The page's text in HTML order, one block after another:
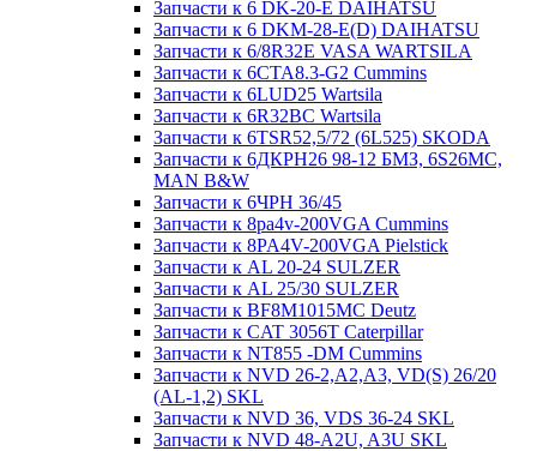
Запчасти к 6 DK-20-E DAIHATSU
Запчасти к 6 DKM-28-E(D) DAIHATSU
Запчасти к 6/8R32E VASA WARTSILA
Запчасти к 6CTA8.3-G2 Cummins
Запчасти к 6LUD25 Wartsila
Запчасти к 6R32BC Wartsila
Запчасти к 6TSR52,5/72 (6L525) SKODA
Запчасти к 6ДКРН26 98-12 БМЗ, 6S26MC,
MAN B&W
Запчасти к 6ЧРН 36/45
Запчасти к 8pa4v-200VGA Cummins
Запчасти к 8PA4V-200VGA Pielstick
Запчасти к AL 20-24 SULZER
Запчасти к AL 25/30 SULZER
Запчасти к BF8M1015MC Deutz
Запчасти к CAT 3056T Caterpillar
Запчасти к NT855 -DM Cummins
Запчасти к NVD 26-2,A2,A3, VD(S) 26/20
(AL-1,2) SKL
Запчасти к NVD 36, VDS 36-24 SKL
Запчасти к NVD 48-A2U, A3U SKL